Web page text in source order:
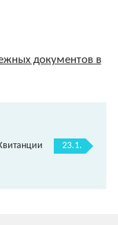
документов в
23.1.